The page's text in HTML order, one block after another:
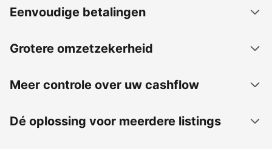
Eenvoudige betalingen
Grotere omzetzekerheid
Meer controle over uw cashflow
Dé oplossing voor meerdere listings